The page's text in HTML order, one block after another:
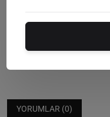
Bahçeşehir Koleji
YORUMLAR (0)